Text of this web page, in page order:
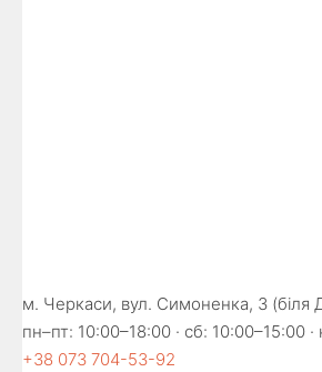
м. Черкаси, вул. Симоненка, 3 (біля
пн–пт: 10:00–18:00 · сб: 10:00–15:00 ·
+38 073 704-53-92